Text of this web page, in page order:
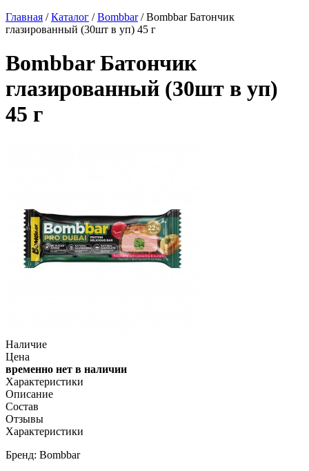
Главная /Каталог /Bombbar/Bombbar Батончик
глазированный (30шт в уп) 45 г
Bombbar Батончик
глазированный (30шт в уп)
45 г
Наличие
Цена
временно нет в наличии
Характеристики
Описание
Состав
Отзывы
Характеристики
Бренд: Bombbar